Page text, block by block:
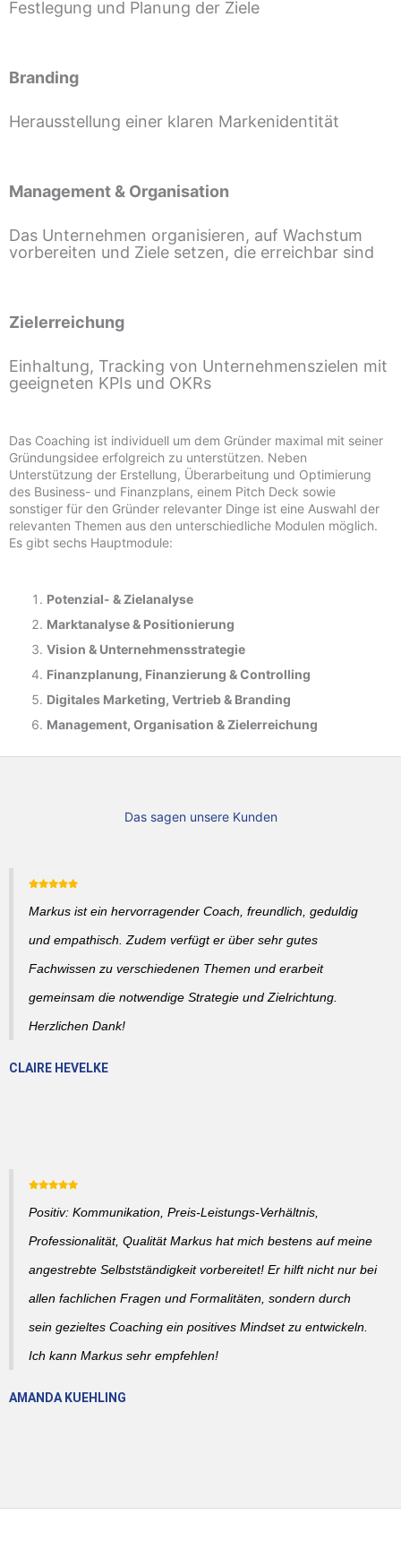
Festlegung und Planung der Ziele
Branding
Herausstellung einer klaren Markenidentität
Management & Organisation
Das Unternehmen organisieren, auf Wachstum
vorbereiten und Ziele setzen, die erreichbar sind
Zielerreichung
Einhaltung, Tracking von Unternehmenszielen mit
geeigneten KPIs und OKRs
Das Coaching ist individuell um dem Gründer maximal mit seiner
Gründungsidee erfolgreich zu unterstützen. Neben
Unterstützung der Erstellung, Überarbeitung und Optimierung
des Business- und Finanzplans, einem Pitch Deck sowie
sonstiger für den Gründer relevanter Dinge ist eine Auswahl der
relevanten Themen aus den unterschiedliche Modulen möglich.
Es gibt sechs Hauptmodule:
Potenzial- &Zielanalyse
Marktanalyse & Positionierung
Vision & Unternehmensstrategie
Finanzplanung, Finanzierung & Controlling
Digitales Marketing, Vertrieb & Branding
Management, Organisation & Zielerreichung
Das sagen unsere Kunden
Markus ist ein hervorragender Coach, freundlich, geduldig
und empathisch. Zudem verfügt er über sehr gutes
Fachwissen zu verschiedenen Themen und erarbeit
gemeinsam die notwendige Strategie und Zielrichtung.
Herzlichen Dank!
CLAIRE HEVELKE
Positiv: Kommunikation, Preis-Leistungs-Verhältnis,
Professionalität, Qualität Markus hat mich bestens auf meine
angestrebte Selbstständigkeit vorbereitet! Er hilft nicht nur bei
allen fachlichen Fragen und Formalitäten, sondern durch
sein gezieltes Coaching ein positives Mindset zu entwickeln.
Ich kann Markus sehr empfehlen!
AMANDA KUEHLING